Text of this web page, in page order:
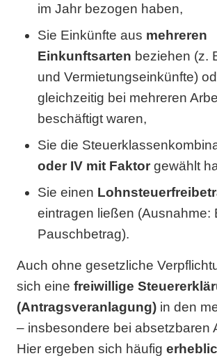
im Jahr bezogen haben,
Sie Einkünfte aus mehreren
Einkunftsarten beziehen (z.
und Vermietungseinkünfte)
gleichzeitig bei mehreren
beschäftigt waren,
Sie die
oder IV mit Faktor gewählt
Sie einen
eintragen ließen (Ausnahme:
Pauschbetrag).
Auch ohne gesetzliche
sich eine freiwillige
(Antragsveranlagung) in den
– insbesondere bei absetzbaren
Hier ergeben sich häufig